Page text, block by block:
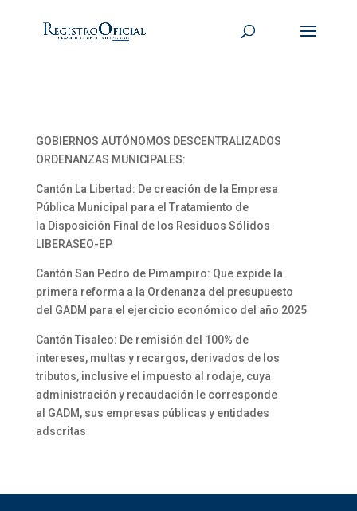
GOBIERNOS AUTÓNOMOS DESCENTRALIZADOS
ORDENANZAS MUNICIPALES:
Cantón La Libertad: De creación de la Empresa
Pública Municipal para el Tratamiento de
la Disposición Final de los Residuos Sólidos
LIBERASEO-EP
Cantón San Pedro de Pimampiro: Que expide la
primera reforma a la Ordenanza del presupuesto
del GADM para el ejercicio económico del año 2025
Cantón Tisaleo: De remisión del 100% de
intereses, multas y recargos, derivados de los
tributos, inclusive el impuesto al rodaje, cuya
administración y recaudación le corresponde
al GADM, sus empresas públicas y entidades
adscritas